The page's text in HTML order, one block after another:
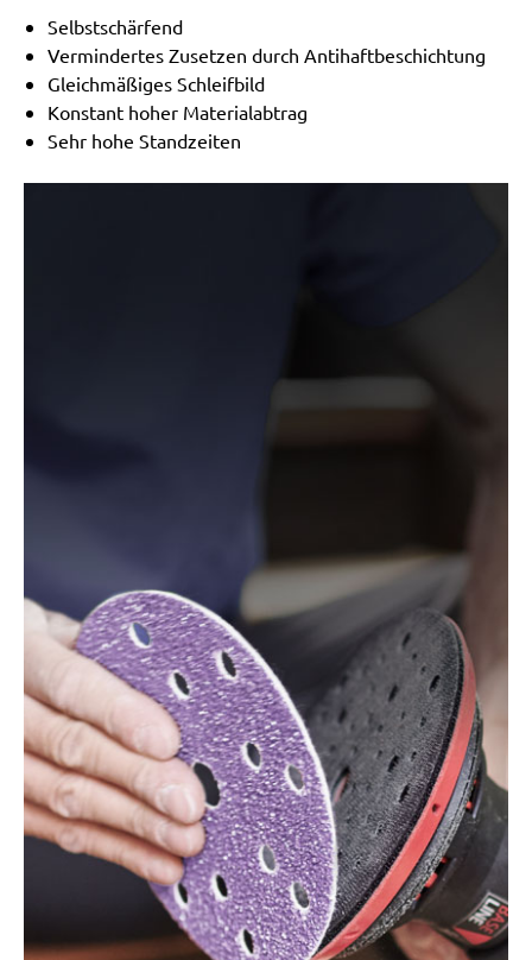
Selbstschärfend
Vermindertes Zusetzen durch Antihaftbeschichtung
Gleichmäßiges Schleifbild
Konstant hoher Materialabtrag
Sehr hohe Standzeiten